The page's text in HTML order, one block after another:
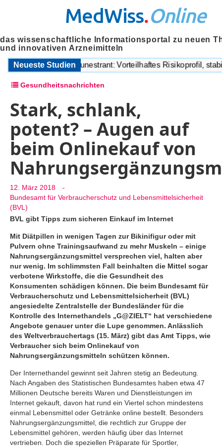
MedWiss.Online
das wissenschaftliche Informationsportal zu neuen
und innovativen Arzneimitteln
Neueste Studien
Degrader Imlunestrant: Vorteilhaftes Risikoprofil, stabile
Gesundheitsnachrichten
Stark, schlank,
potent? – Augen auf
beim Onlinekauf von
12. März 2018
-
Bundesamt für Verbraucherschutz und Lebensmittelsicherheit
(BVL)
BVL gibt Tipps zum sicheren Einkauf im Internet
Mit Diätpillen in wenigen Tagen zur Bikinifigur oder mit
Pulvern ohne Trainingsaufwand zu mehr Muskeln – einige
Nahrungsergänzungsmittel versprechen viel, halten aber
nur wenig. Im schlimmsten Fall beinhalten die Mittel sogar
verbotene Wirkstoffe, die die Gesundheit des
Konsumenten schädigen können. Die beim Bundesamt für
Verbraucherschutz und Lebensmittelsicherheit (BVL)
angesiedelte Zentralstelle der Bundesländer für die
Kontrolle des Internethandels „G@ZIELT“ hat verschiedene
Angebote genauer unter die Lupe genommen. Anlässlich
des Weltverbrauchertags (15. März) gibt das Amt Tipps, wie
Verbraucher sich beim Onlinekauf von
Nahrungsergänzungsmitteln schützen können.
Der Internethandel gewinnt seit Jahren stetig an Bedeutung.
Nach Angaben des Statistischen Bundesamtes haben etwa 47
Millionen Deutsche bereits Waren und Dienstleistungen im
Internet gekauft, davon hat rund ein Viertel schon mindestens
einmal Lebensmittel oder Getränke online bestellt. Besonders
Nahrungsergänzungsmittel, die rechtlich zur Gruppe der
Lebensmittel gehören, werden häufig über das Internet
vertrieben. Doch die speziellen Präparate für Sportler,